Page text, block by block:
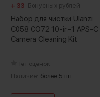
+ 33 Бонусных рублей
Набор для чистки Ulanzi
C058 CO72 10-in-1 APS-C
Camera Cleaning Kit
Нет оценок
Наличие: более 5 шт.